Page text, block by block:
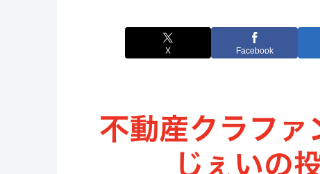
X Facebook